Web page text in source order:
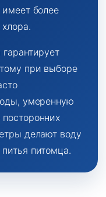
более
при выборе
умеренную
делают воду
питомца.